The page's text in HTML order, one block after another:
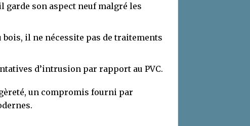
garde son aspect neuf malgré les
il ne nécessite pas de traitements
d’intrusion par rapport au PVC.
un compromis fourni par